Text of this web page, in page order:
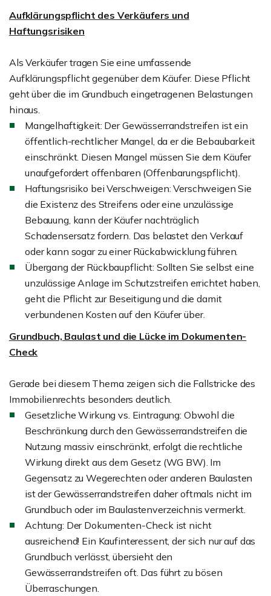
Aufklärungspflicht des Verkäufers und
Haftungsrisiken
Als Verkäufer tragen Sie eine umfassende
Aufklärungspflicht gegenüber dem Käufer. Diese Pflicht
geht über die im Grundbuch eingetragenen Belastungen
hinaus.
Mangelhaftigkeit: Der Gewässerrandstreifen ist ein
öffentlich-rechtlicher Mangel, da er die Bebaubarkeit
einschränkt. Diesen Mangel müssen Sie dem Käufer
unaufgefordert offenbaren (Offenbarungspflicht).
Haftungsrisiko bei Verschweigen: Verschweigen Sie
die Existenz des Streifens oder eine unzulässige
Bebauung, kann der Käufer nachträglich
Schadensersatz fordern. Das belastet den Verkauf
oder kann sogar zu einer Rückabwicklung führen.
Übergang der Rückbaupflicht: Sollten Sie selbst eine
unzulässige Anlage im Schutzstreifen errichtet haben,
geht die Pflicht zur Beseitigung und die damit
verbundenen Kosten auf den Käufer über.
Grundbuch, Baulast und die Lücke im Dokumenten-
Check
Gerade bei diesem Thema zeigen sich die Fallstricke des
Immobilienrechts besonders deutlich.
Gesetzliche Wirkung vs. Eintragung: Obwohl die
Beschränkung durch den Gewässerrandstreifen die
Nutzung massiv einschränkt, erfolgt die rechtliche
Wirkung direkt aus dem Gesetz (WG BW). Im
Gegensatz zu Wegerechten oder anderen Baulasten
ist der Gewässerrandstreifen daher oftmals nicht im
Grundbuch oder im Baulastenverzeichnis vermerkt.
Achtung: Der Dokumenten-Check ist nicht
ausreichend! Ein Kaufinteressent, der sich nur auf das
Grundbuch verlässt, übersieht den
Gewässerrandstreifen oft. Das führt zu bösen
Überraschungen.